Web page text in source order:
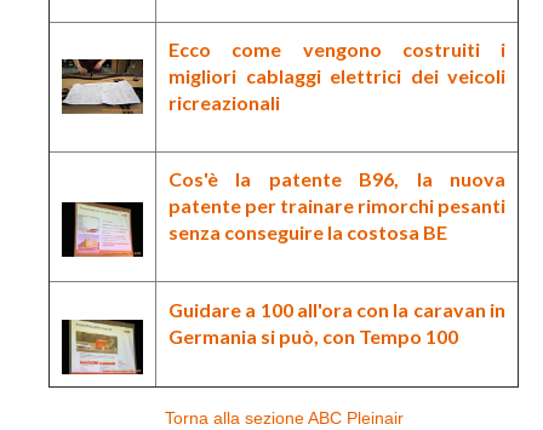
Ecco come vengono costruiti i
migliori cablaggi elettrici dei veicoli
ricreazionali
Cos'è la patente B96, la nuova
patente per trainare rimorchi pesanti
senza conseguire la costosa BE
Guidare a 100 all'ora con la caravan in
Germania si può, con Tempo 100
Torna alla sezione ABC Pleinair